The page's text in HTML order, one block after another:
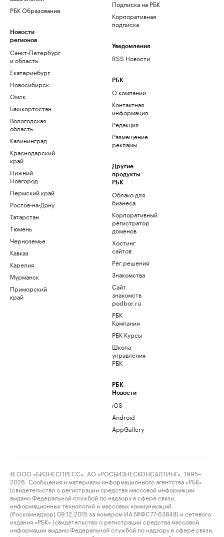
РБК Образование
Новости
регионов
Санкт-Петербург
и область
Екатеринбург
Новосибирск
Омск
Башкортостан
Вологодская
область
Калининград
Краснодарский
край
Нижний
Новгород
Пермский край
Ростов-на-Дону
Татарстан
Тюмень
Черноземье
Кавказ
Карелия
Мурманск
Приморский
край
Подписка на РБК
Корпоративная
подписка
Уведомления
RSS Новости
РБК
О компании
Контактная
информация
Редакция
Размещение
рекламы
Другие
продукты
РБК
Облако для
бизнеса
Корпоративный
регистратор
доменов
Хостинг
сайтов
Рег.решения
Знакомства
Сайт
знакомств
podbor.ru
РБК
Компании
РБК Курсы
Школа
управления
РБК
РБК
Новости
iOS
Android
AppGallery
© ООО «БИЗНЕСПРЕСС», АО «РОСБИЗНЕСКОНСАЛТИНГ», 1995–
2026. Сообщения и материалы информационного агентства «РБК»
(свидетельство о регистрации средства массовой информации
выдано Федеральной службой по надзору в сфере связи,
информационных технологий и массовых коммуникаций
(Роскомнадзор) 09.12.2015 за номером ИА №ФС77-63848) и сетевого
издания «РБК» (свидетельство о регистрации средства массовой
информации выдано Федеральной службой по надзору в сфере связи,